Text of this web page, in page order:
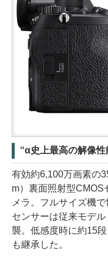
“α史上最高の解像性
有効約6,100万画素の
m）裏面照射型CMOS
メラ。フルサイズ機
センサーは従来モデ
襲。低感度時に約15
も継承した。